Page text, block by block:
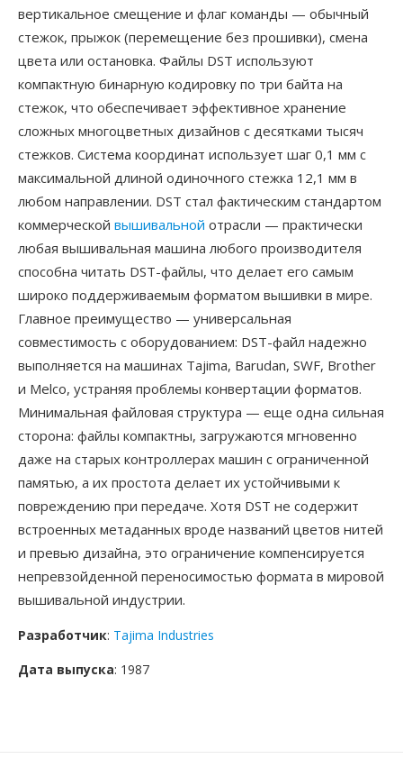
вертикальное смещение и флаг команды — обычный
стежок, прыжок (перемещение без прошивки), смена
цвета или остановка. Файлы DST используют
компактную бинарную кодировку по три байта на
стежок, что обеспечивает эффективное хранение
сложных многоцветных дизайнов с десятками тысяч
стежков. Система координат использует шаг 0,1 мм с
максимальной длиной одиночного стежка 12,1 мм в
любом направлении. DST стал фактическим стандартом
коммерческой вышивальной отрасли — практически
любая вышивальная машина любого производителя
способна читать DST-файлы, что делает его самым
широко поддерживаемым форматом вышивки в мире.
Главное преимущество — универсальная
совместимость с оборудованием: DST-файл надежно
выполняется на машинах Tajima, Barudan, SWF, Brother
и Melco, устраняя проблемы конвертации форматов.
Минимальная файловая структура — еще одна сильная
сторона: файлы компактны, загружаются мгновенно
даже на старых контроллерах машин с ограниченной
памятью, а их простота делает их устойчивыми к
повреждению при передаче. Хотя DST не содержит
встроенных метаданных вроде названий цветов нитей
и превью дизайна, это ограничение компенсируется
непревзойденной переносимостью формата в мировой
вышивальной индустрии.
Разработчик: Tajima Industries
Дата выпуска: 1987